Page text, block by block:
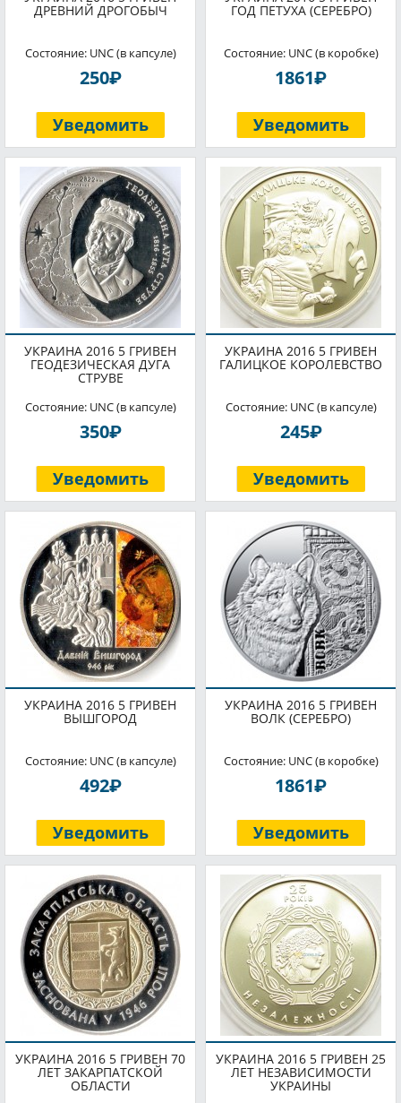
ДРЕВНИЙ ДРОГОБЫЧ
Состояние: UNC (в капсуле)
250P
Уведомить
ГОД ПЕТУХА (СЕРЕБРО)
Состояние: UNC (в коробке)
1861P
Уведомить
УКРАИНА 2016 5 ГРИВЕН
ГЕОДЕЗИЧЕСКАЯ ДУГА
СТРУВЕ
Состояние: UNC (в капсуле)
350P
Уведомить
УКРАИНА 2016 5 ГРИВЕН
ГАЛИЦКОЕ КОРОЛЕВСТВО
Состояние: UNC (в капсуле)
245P
Уведомить
УКРАИНА 2016 5 ГРИВЕН
ВЫШГОРОД
Состояние: UNC (в капсуле)
492P
Уведомить
УКРАИНА 2016 5 ГРИВЕН
ВОЛК (СЕРЕБРО)
Состояние: UNC (в коробке)
1861P
Уведомить
УКРАИНА 2016 5 ГРИВЕН 70
ЛЕТ ЗАКАРПАТСКОЙ
ОБЛАСТИ
УКРАИНА 2016 5 ГРИВЕН 25
ЛЕТ НЕЗАВИСИМОСТИ
УКРАИНЫ